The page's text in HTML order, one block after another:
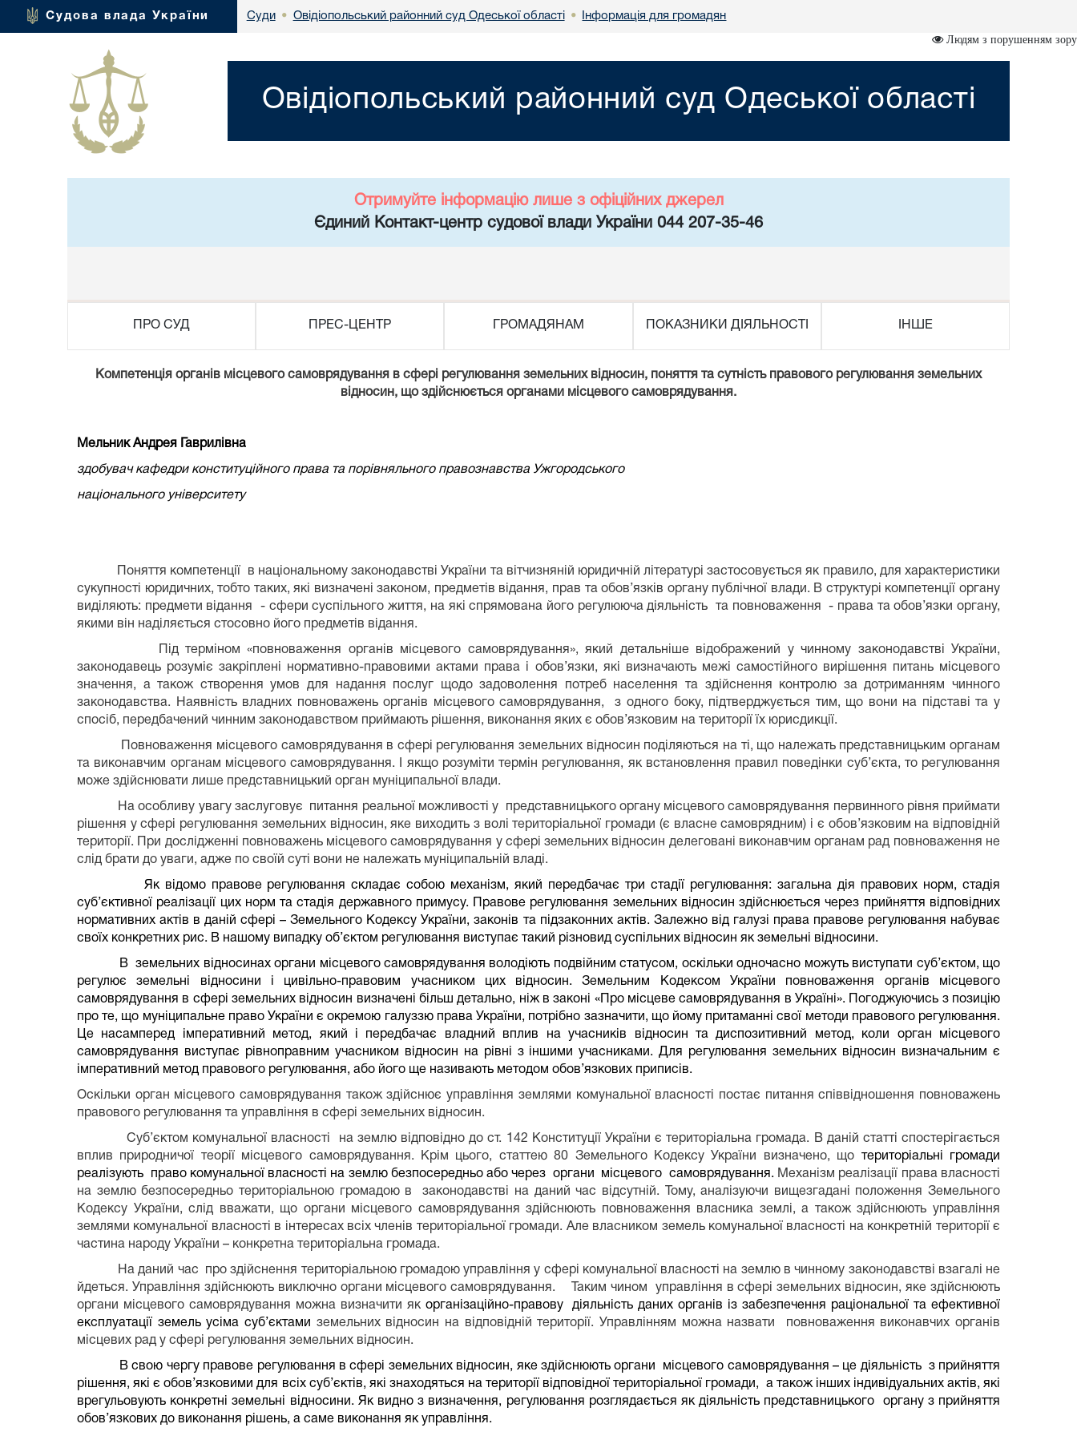
Судова влада України Суди • Овідіопольський районний суд Одеської області • Інформація для громадян
Людям з порушенням зору
Овідіопольський районний суд Одеської області
Отримуйте інформацію лише з офіційних джерел
Єдиний Контакт-центр судової влади України 044 207-35-46
ПРО СУД ПРЕС-ЦЕНТР ГРОМАДЯНАМ ПОКАЗНИКИ ДІЯЛЬНОСТІ ІНШЕ
Компетенція органів місцевого самоврядування в сфері регулювання земельних відносин, поняття та сутність правового регулювання земельних
відносин, що здійснюється органами місцевого самоврядування.
Мельник Андрея Гаврилівна
здобувач кафедри конституційного права та порівняльного правознавства Ужгородського
національного університету
Поняття компетенції
в національному законодавстві України та вітчизняній юридичній літературі застосовується як правило, для характеристики
сукупності юридичних, тобто таких, які визначені законом, предметів відання, прав та обов’язків органу публічної влади. В структурі компетенції органу
виділяють: предмети відання
- сфери суспільного життя, на які спрямована його регулююча діяльність та повноваження
- права та обов’язки органу,
якими він наділяється стосовно його предметів відання.
Під терміном «повноваження органів місцевого самоврядування», який детальніше відображений у чинному законодавстві України,
законодавець розуміє закріплені нормативно-правовими актами права і обов’язки, які визначають межі самостійного вирішення питань місцевого
значення, а також створення умов для надання послуг щодо задоволення потреб населення та здійснення контролю за дотриманням чинного
законодавства. Наявність владних повноважень органів місцевого самоврядування,
з одного боку, підтверджується тим, що вони на підставі та у
спосіб, передбачений чинним законодавством приймають рішення, виконання яких є обов’язковим на території їх юрисдикції.
Повноваження місцевого самоврядування в сфері регулювання земельних відносин поділяються на ті, що належать представницьким органам
та виконавчим органам місцевого самоврядування. І якщо розуміти термін регулювання, як встановлення правил поведінки суб’єкта, то регулювання
може здійснювати лише представницький орган муніципальної влади.
На особливу увагу заслуговує питання реальної можливості у
представницького органу місцевого самоврядування первинного рівня приймати
рішення у сфері регулювання земельних відносин, яке виходить з волі територіальної громади (є власне самоврядним) і є обов’язковим на відповідній
території. При дослідженні повноважень місцевого самоврядування у сфері земельних відносин делеговані виконавчим органам рад повноваження не
слід брати до уваги, адже по своїй суті вони не належать муніципальній владі.
Як відомо правове регулювання складає собою механізм, який передбачає три стадії регулювання: загальна дія правових норм, стадія
суб’єктивної реалізації цих норм та стадія державного примусу. Правове регулювання земельних відносин здійснюється через прийняття відповідних
нормативних актів в даній сфері – Земельного Кодексу України, законів та підзаконних актів. Залежно від галузі права правове регулювання набуває
своїх конкретних рис. В нашому випадку об’єктом регулювання виступає такий різновид суспільних відносин як земельні відносини.
В
земельних відносинах органи місцевого самоврядування володіють подвійним статусом, оскільки одночасно можуть виступати суб’єктом, що
регулює земельні відносини і цивільно-правовим учасником цих відносин. Земельним Кодексом України повноваження органів місцевого
самоврядування в сфері земельних відносин визначені більш детально, ніж в законі «Про місцеве самоврядування в Україні». Погоджуючись з позицію
про те, що муніципальне право України є окремою галуззю права України, потрібно зазначити, що йому притаманні свої методи правового регулювання.
Це насамперед імперативний метод, який і передбачає владний вплив на учасників відносин та диспозитивний метод, коли орган місцевого
самоврядування виступає рівноправним учасником відносин на рівні з іншими учасниками. Для регулювання земельних відносин визначальним є
імперативний метод правового регулювання, або його ще називають методом обов’язкових приписів.
Оскільки орган місцевого самоврядування також здійснює управління землями комунальної власності постає питання співвідношення повноважень
правового регулювання та управління в сфері земельних відносин.
Суб’єктом комунальної власності
на землю відповідно до ст. 142 Конституції України є територіальна громада. В даній статті спостерігається
вплив природничої теорії місцевого самоврядування. Крім цього, статтею 80 Земельного Кодексу України визначено, що територіальні громади
реалізують
право комунальної власності на землю безпосередньо або через органи місцевого самоврядування. Механізм реалізації права власності
на землю безпосередньо територіальною громадою в
законодавстві на даний час відсутній. Тому, аналізуючи вищезгадані положення Земельного
Кодексу України, слід вважати, що органи місцевого самоврядування здійснюють повноваження власника землі, а також здійснюють управління
землями комунальної власності в інтересах всіх членів територіальної громади. Але власником земель комунальної власності на конкретній території є
частина народу України – конкретна територіальна громада.
На даний час
про здійснення територіальною громадою управління у сфері комунальної власності на землю в чинному законодавстві взагалі не
йдеться. Управління здійснюють виключно органи місцевого самоврядування.
Таким чином
управління в сфері земельних відносин, яке здійснюють
органи місцевого самоврядування можна визначити якорганізаційно-правову
діяльність даних органів із забезпечення раціональної та ефективної
експлуатації земель усіма суб’єктами земельних відносин на відповідній території. Управлінням можна назвати
повноваження виконавчих органів
місцевих рад у сфері регулювання земельних відносин.
В свою чергу правове регулювання в сфері земельних відносин, яке здійснюють органи місцевого самоврядування – це діяльність
з прийняття
рішення, які є обов’язковими для всіх суб’єктів, які знаходяться на території відповідної територіальної громади,
а також інших індивідуальних актів, які
врегульовують конкретні земельні відносини. Як видно з визначення, регулювання розглядається як діяльність представницького
органу з прийняття
обов’язкових до виконання рішень, а саме виконання як управління.